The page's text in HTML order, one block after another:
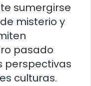
sumergirse
misterio y
pasado
perspectivas
culturas.